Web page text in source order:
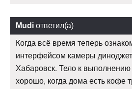
Mudi ответил(а)
Когда всё время теперь
интерфейсом камеры
Хабаровск. Тело к выполнению
хорошо, когда дома есть кофе